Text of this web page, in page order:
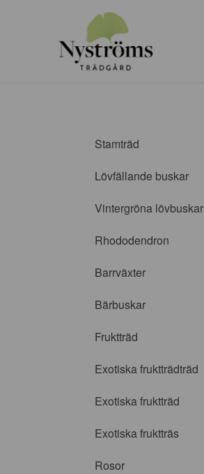
Stamträd
Lövfällande buskar
Vintergröna lövbuskar
Rhododendron
Barrväxter
Bärbuskar
Fruktträd
Exotiska fruktträdträd
Exotiska fruktträd
Exotiska fruktträs
Rosor